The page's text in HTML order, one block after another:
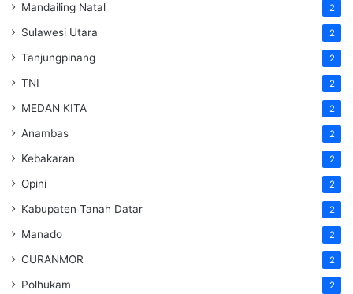
Mandailing Natal 2
Sulawesi Utara 2
Tanjungpinang 2
TNI 2
MEDAN KITA 2
Anambas 2
Kebakaran 2
Opini 2
Kabupaten Tanah Datar 2
Manado 2
CURANMOR 2
Polhukam 2